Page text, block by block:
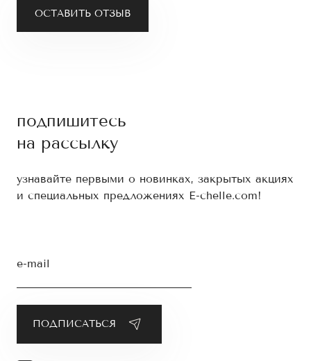
ОСТАВИТЬ ОТЗЫВ
подпишитесь
на рассылку
узнавайте первыми о новинках, закрытых акциях
и специальных предложениях E-chelle.com!
e-mail